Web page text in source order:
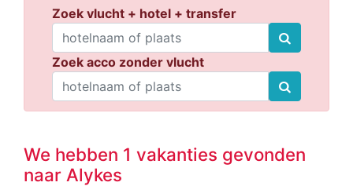
Zoek vlucht + hotel + transfer
Zoek acco zonder vlucht
We hebben 1 vakanties gevonden
naar Alykes